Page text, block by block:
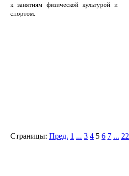
к занятиям физической культурой и
спортом.
Страницы: Пред. 1 ... 3 4 5 6 7 ... 22